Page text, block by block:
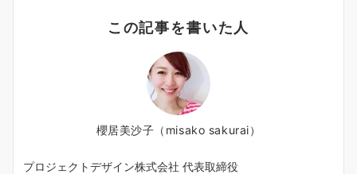
この記事を書いた人
櫻居美沙子（misako sakurai）
プロジェクトデザイン株式会社 代表取締役